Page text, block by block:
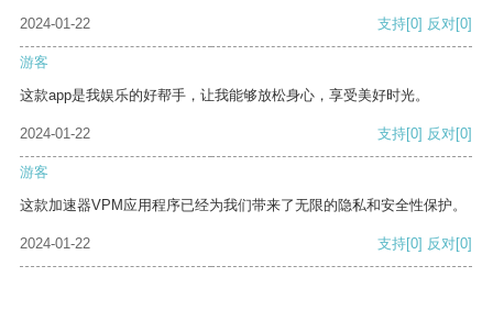
2024-01-22
支持[0] 反对[0]
游客
这款app是我娱乐的好帮手，让我能够放松身心，享受美好时光。
2024-01-22 支持[0] 反对[0]
游客
这款加速器VPM应用程序已经为我们带来了无限的隐私和安全性保护。
2024-01-22 支持[0] 反对[0]